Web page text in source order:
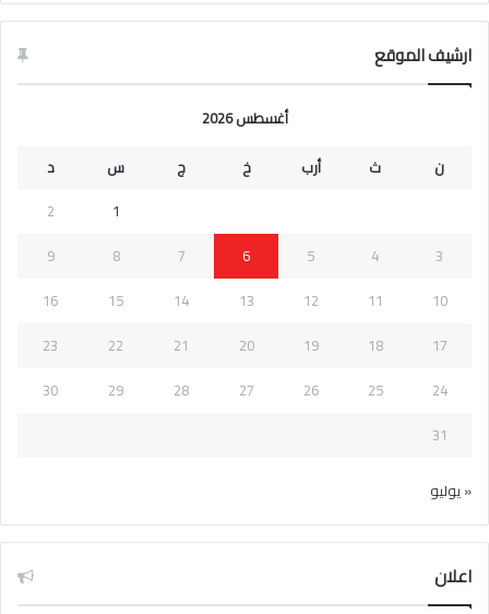
ارشيف الموقع
أغسطس 2026
ن
ث أرب خ ج س
د
1
2
3
4
5
6
7
8
9
10
11
12
13
14
15
16
17
18
19
20
21
22
23
24
25
26
27
28
29
30
31
« يوليو
اعلان